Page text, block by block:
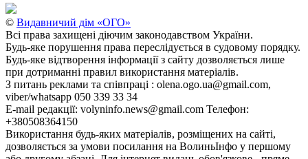
© Видавничий дім «ОГО»
Всі права захищені діючим законодавством України.
Будь-яке порушення права переслідується в судовому порядку.
Будь-яке відтворення інформації з сайту дозволяється лише
при дотриманні правил використання матеріалів.
З питань реклами та співпраці : olena.ogo.ua@gmail.com,
viber/whatsapp 050 339 33 34
E-mail редакції: volyninfo.news@gmail.com Телефон:
+380508364150
Використання будь-яких матеріалів, розміщених на сайті,
дозволяється за умови посилання на ВолиньІнфо у першому